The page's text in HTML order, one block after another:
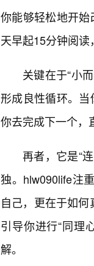
你能够轻松地开始
天早起15分钟阅读
关键在于“小
形成良性循环。当
你去完成下一个，
再者，它是“
独。hlw090life注
自己，更在于如
引导你进行“同理
解。